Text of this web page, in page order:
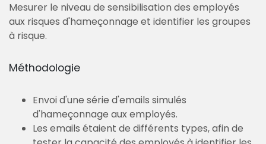
Mesurer le niveau de sensibilisation des employés
aux risques d'hameçonnage et identifier les groupes
à risque.
Méthodologie
Envoi d'une série d'emails simulés
d'hameçonnage aux employés.
Les emails étaient de différents types, afin de